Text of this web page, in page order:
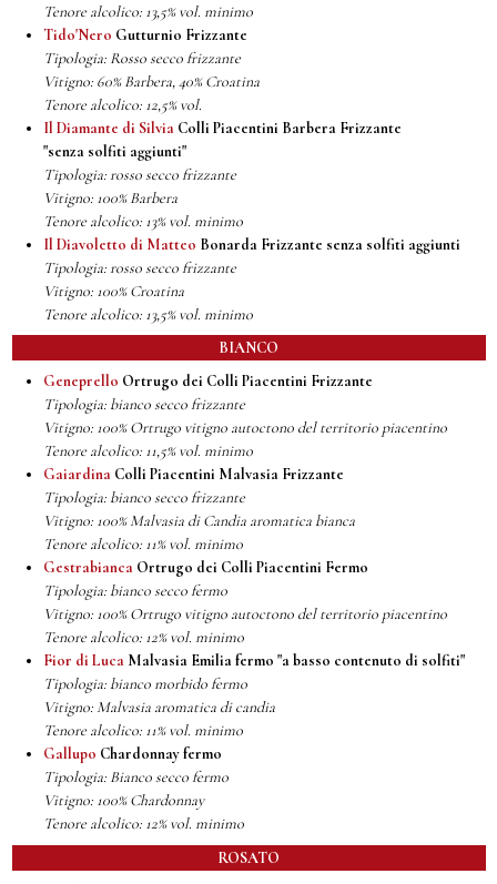
Tenore alcolico: 13,5% vol. minimo
Tido'Nero Gutturnio Frizzante
Tipologia: Rosso secco frizzante
Vitigno: 60% Barbera, 40% Croatina
Tenore alcolico: 12,5% vol.
Il Diamante di SilviaColli Piacentini Barbera Frizzante
"senza solfiti aggiunti"
Tipologia: rosso secco frizzante
Vitigno: 100% Barbera
Tenore alcolico: 13% vol. minimo
Il Diavoletto di Matteo Bonarda Frizzante senza solfiti aggiunti
Tipologia: rosso secco frizzante
Vitigno: 100% Croatina
Tenore alcolico: 13,5% vol. minimo
BIANCO
Geneprello Ortrugo dei Colli Piacentini Frizzante
Tipologia: bianco secco frizzante
Vitigno: 100% Ortrugo vitigno autoctono del territorio piacentino
Tenore alcolico: 11,5% vol. minimo
GaiardinaColli Piacentini Malvasia Frizzante
Tipologia: bianco secco frizzante
Vitigno: 100% Malvasia di Candia aromatica bianca
Tenore alcolico: 11% vol. minimo
GestrabiancaOrtrugo dei Colli Piacentini Fermo
Tipologia: bianco secco fermo
Vitigno: 100% Ortrugo vitigno autoctono del territorio piacentino
Tenore alcolico: 12% vol. minimo
Fior di LucaMalvasia Emilia fermo "a basso contenuto di solfiti"
Tipologia: bianco morbido fermo
Vitigno: Malvasia aromatica di candia
Tenore alcolico: 11% vol. minimo
Gallupo Chardonnay fermo
Tipologia: Bianco secco fermo
Vitigno: 100% Chardonnay
Tenore alcolico: 12% vol. minimo
ROSATO